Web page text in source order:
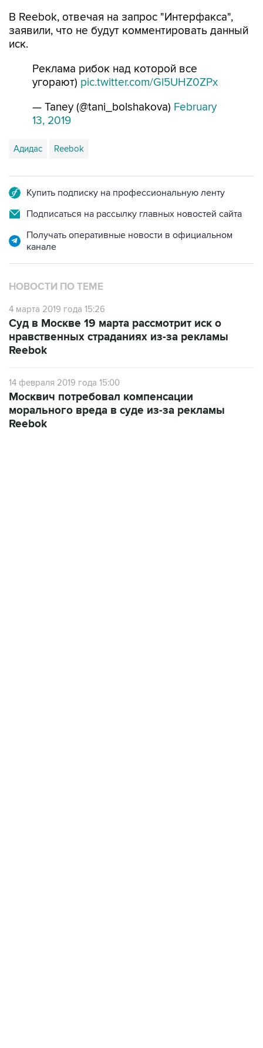
В Reebok, отвечая на запрос "Интерфакса",
заявили, что не будут комментировать данный
иск.
Реклама рибок над которой все
угорают) pic.twitter.com/Gl5UHZ0ZPx
— Taney (@tani_bolshakova) February
13, 2019
Адидас Reebok
Купить подписку на профессиональную ленту
Подписаться на рассылку главных новостей сайта
Получать оперативные новости в официальном
канале
НОВОСТИ ПО ТЕМЕ
4 марта 2019 года 15:26
Суд в Москве 19 марта рассмотрит иск о
нравственных страданиях из-за рекламы
Reebok
14 февраля 2019 года 15:00
Москвич потребовал компенсации
морального вреда в суде из-за рекламы
Reebok